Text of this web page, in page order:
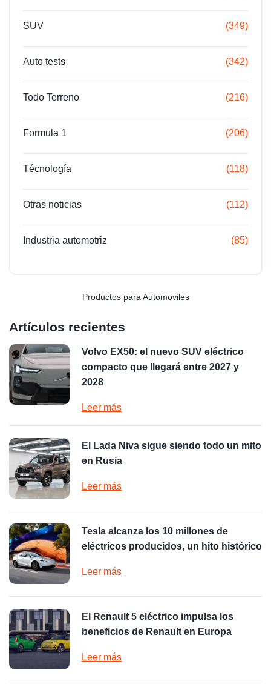
SUV (349)
Auto tests (342)
Todo Terreno (216)
Formula 1 (206)
Técnología (118)
Otras noticias (112)
Industria automotriz (85)
Productos para Automoviles
Artículos recientes
Volvo EX50: el nuevo SUV eléctrico
compacto que llegará entre 2027 y
2028
Leer más
El Lada Niva sigue siendo todo un mito
en Rusia
Leer más
Tesla alcanza los 10 millones de
eléctricos producidos, un hito histórico
Leer más
El Renault 5 eléctrico impulsa los
beneficios de Renault en Europa
Leer más